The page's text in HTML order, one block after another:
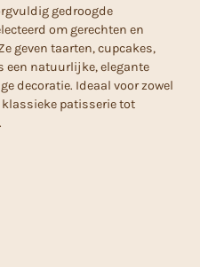
gedroogde
om gerechten en
geven taarten, cupcakes,
een natuurlijke, elegante
decoratie. Ideaal voor zowel
patisserie tot